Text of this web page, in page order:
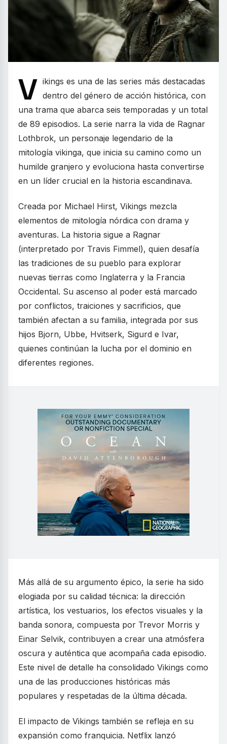
V ikings es una de las series más destacadas
dentro del género de acción histórica, con
una trama que abarca seis temporadas y un total
de 89 episodios. La serie narra la vida de Ragnar
Lothbrok, un personaje legendario de la
mitología vikinga, que inicia su camino como un
humilde granjero y evoluciona hasta convertirse
en un líder crucial en la historia escandinava.
Creada por Michael Hirst, Vikings mezcla
elementos de mitología nórdica con drama y
aventuras. La historia sigue a Ragnar
(interpretado por Travis Fimmel), quien desafía
las tradiciones de su pueblo para explorar
nuevas tierras como Inglaterra y la Francia
Occidental. Su ascenso al poder está marcado
por conflictos, traiciones y sacrificios, que
también afectan a su familia, integrada por sus
hijos Bjorn, Ubbe, Hvitserk, Sigurd e Ivar,
quienes continúan la lucha por el dominio en
diferentes regiones.
Más allá de su argumento épico, la serie ha sido
elogiada por su calidad técnica: la dirección
artística, los vestuarios, los efectos visuales y la
banda sonora, compuesta por Trevor Morris y
Einar Selvik, contribuyen a crear una atmósfera
oscura y auténtica que acompaña cada episodio.
Este nivel de detalle ha consolidado Vikings como
una de las producciones históricas más
populares y respetadas de la última década.
El impacto de Vikings también se refleja en su
expansión como franquicia. Netflix lanzó